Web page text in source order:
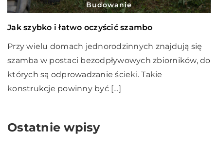
Budowanie
Jak szybko i łatwo oczyścić szambo
Przy wielu domach jednorodzinnych znajdują się
szamba w postaci bezodpływowych zbiorników, do
których są odprowadzanie ścieki. Takie
konstrukcje powinny być […]
Ostatnie wpisy